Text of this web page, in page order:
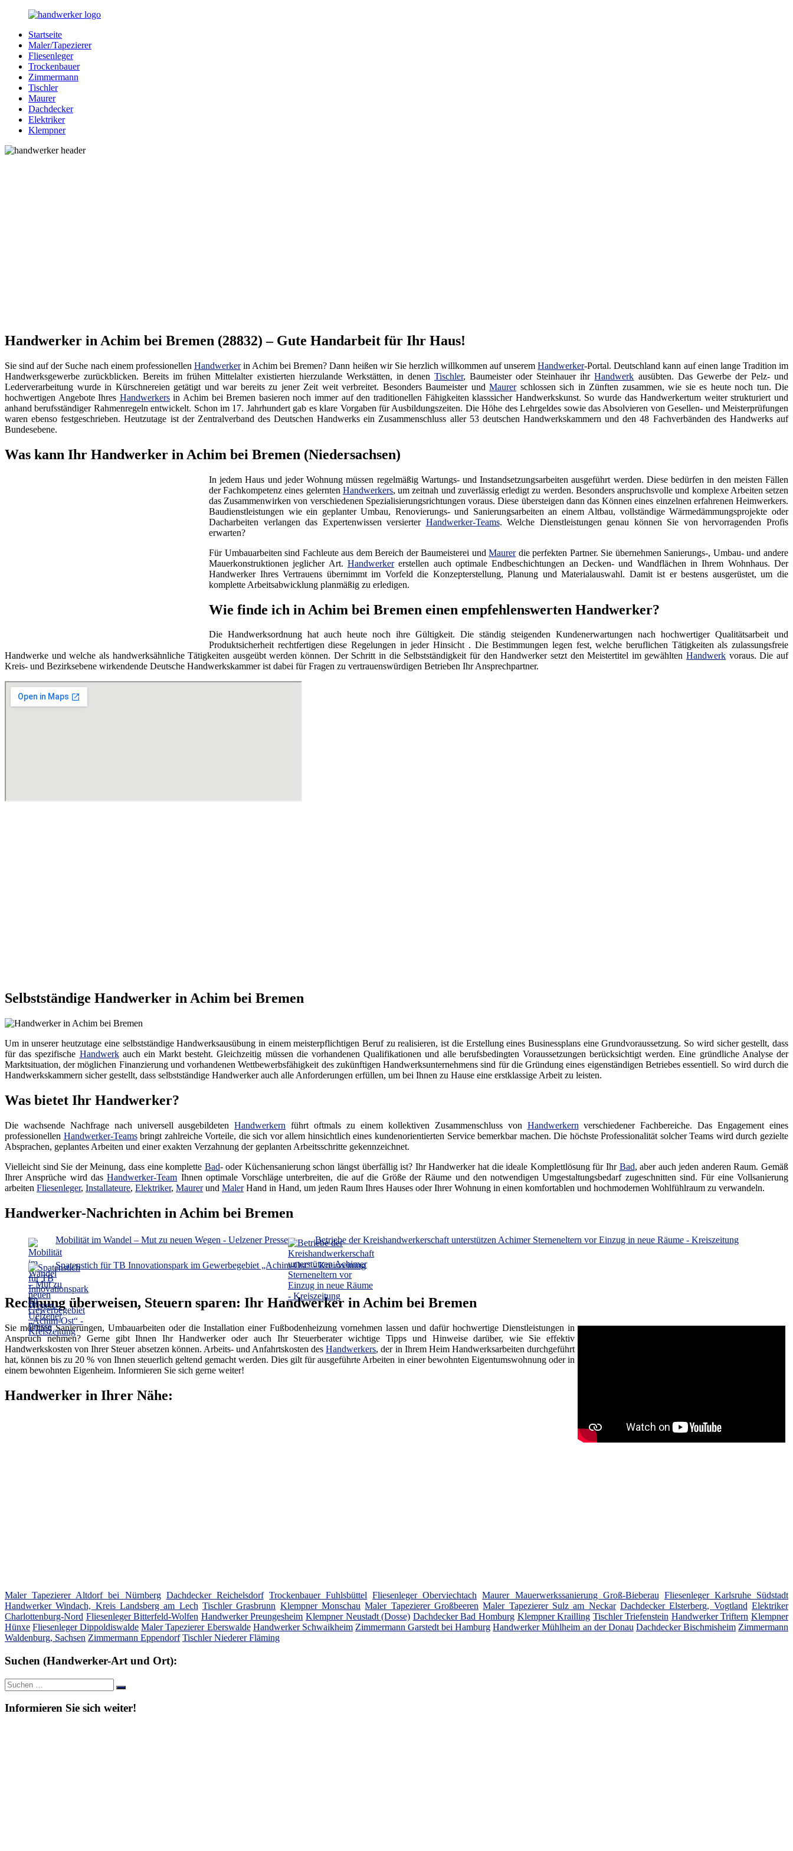
Zurück
Inhalt
Bessere-
Handwerker.de
Handwerker
Ihrer
Nähe
Startseite
Maler/Tapezierer
Fliesenleger
Trockenbauer
Zimmermann
Tischler
Maurer
Dachdecker
Elektriker
Klempner
Handwerker in Achim bei Bremen (28832) – Gute Handarbeit für Ihr Haus!
Sie sind auf der Suche nach einem professionellen Handwerkerin Achim bei Bremen? Dann heißen wir Sie herzlich willkommen auf unseremHandwerker-Portal. Deutschland kann auf einen lange Tradition im
Handwerksgewerbe zurückblicken. Bereits im frühen Mittelalter existierten hierzulande Werkstätten, in denen Tischler, Baumeister oder Steinhauer ihrHandwerk ausübten. Das Gewerbe der Pelz- und
Lederverarbeitung wurde in Kürschnereien getätigt und war bereits zu jener Zeit weit verbreitet. Besonders Baumeister und Maurerschlossen sich in Zünften zusammen, wie sie es heute noch tun. Die
hochwertigen Angebote Ihres Handwerkersin Achim bei Bremen basieren noch immer auf den traditionellen Fähigkeiten klasssicher Handwerkskunst. So wurde das Handwerkertum weiter strukturiert und
anhand berufsständiger Rahmenregeln entwickelt. Schon im 17. Jahrhundert gab es klare Vorgaben für Ausbildungszeiten. Die Höhe des Lehrgeldes sowie das Absolvieren von Gesellen- und Meisterprüfungen
waren ebenso festgeschrieben. Heutzutage ist der Zentralverband des Deutschen Handwerks ein Zusammenschluss aller 53 deutschen Handwerkskammern und den 48 Fachverbänden des Handwerks auf
Bundesebene.
Was kann Ihr Handwerker in Achim bei Bremen (Niedersachsen)
In jedem Haus und jeder Wohnung müssen regelmäßig Wartungs- und Instandsetzungsarbeiten ausgeführt werden. Diese bedürfen in den meisten Fällen
der Fachkompetenz eines gelernten Handwerkers, um zeitnah und zuverlässig erledigt zu werden. Besonders anspruchsvolle und komplexe Arbeiten setzen
das Zusammenwirken von verschiedenen Spezialisierungsrichtungen voraus. Diese übersteigen dann das Können eines einzelnen erfahrenen Heimwerkers.
Baudienstleistungen wie ein geplanter Umbau, Renovierungs- und Sanierungsarbeiten an einem Altbau, vollständige Wärmedämmungsprojekte oder
Dacharbeiten verlangen das Expertenwissen versierter Handwerker-Teams. Welche Dienstleistungen genau können Sie von hervorragenden Profis
erwarten?
Für Umbauarbeiten sind Fachleute aus dem Bereich der Baumeisterei undMaurerdie perfekten Partner. Sie übernehmen Sanierungs-, Umbau- und andere
Mauerkonstruktionen jeglicher Art. Handwerkererstellen auch optimale Endbeschichtungen an Decken- und Wandflächen in Ihrem Wohnhaus. Der
Handwerker Ihres Vertrauens übernimmt im Vorfeld die Konzepterstellung, Planung und Materialauswahl. Damit ist er bestens ausgerüstet, um die
komplette Arbeitsabwicklung planmäßig zu erledigen.
Wie finde ich in Achim bei Bremen einen empfehlenswerten Handwerker?
Die Handwerksordnung hat auch heute noch ihre Gültigkeit. Die ständig steigenden Kundenerwartungen nach hochwertiger Qualitätsarbeit und
Produktsicherheit rechtfertigen diese Regelungen in jeder Hinsicht . Die Bestimmungen legen fest, welche beruflichen Tätigkeiten als zulassungsfreie
Handwerke und welche als handwerksähnliche Tätigkeiten ausgeübt werden können. Der Schritt in die Selbstständigkeit für den Handwerker setzt den Meistertitel im gewähltenHandwerk voraus. Die auf
Kreis- und Bezirksebene wirkendende Deutsche Handwerkskammer ist dabei für Fragen zu vertrauenswürdigen Betrieben Ihr Ansprechpartner.
Selbstständige Handwerker in Achim bei Bremen
Um in unserer heutzutage eine selbstständige Handwerksausübung in einem meisterpflichtigen Beruf zu realisieren, ist die Erstellung eines Businessplans eine Grundvoraussetzung. So wird sicher gestellt, dass
für das spezifische Handwerkauch ein Markt besteht. Gleichzeitig müssen die vorhandenen Qualifikationen und alle berufsbedingten Voraussetzungen berücksichtigt werden. Eine gründliche Analyse der
Marktsituation, der möglichen Finanzierung und vorhandenen Wettbewerbsfähigkeit des zukünftigen Handwerksunternehmens sind für die Gründung eines eigenständigen Betriebes essentiell. So wird durch die
Handwerkskammern sicher gestellt, dass selbstständige Handwerker auch alle Anforderungen erfüllen, um bei Ihnen zu Hause eine erstklassige Arbeit zu leisten.
Was bietet Ihr Handwerker?
Die wachsende Nachfrage nach universell ausgebildetenHandwerkern führt oftmals zu einem kollektiven Zusammenschluss von Handwerkern verschiedener Fachbereiche. Das Engagement eines
professionellen Handwerker-Teamsbringt zahlreiche Vorteile, die sich vor allem hinsichtlich eines kundenorientierten Service bemerkbar machen. Die höchste Professionalität solcher Teams wird durch gezielte
Absprachen, geplantes Arbeiten und einer exakten Verzahnung der geplanten Arbeitsschritte gekennzeichnet.
Vielleicht sind Sie der Meinung, dass eine komplette Bad- oder Küchensanierung schon längst überfällig ist? Ihr Handwerker hat die ideale Komplettlösung für Ihr Bad, aber auch jeden anderen Raum. Gemäß
Ihrer Ansprüche wird dasHandwerker-Team Ihnen optimale Vorschläge unterbreiten, die auf die Größe der Räume und den notwendigen Umgestaltungsbedarf zugeschnitten sind. Für eine Vollsanierung
arbeiten Fliesenleger, Installateure, Elektriker, Maurerund MalerHand in Hand, um jeden Raum Ihres Hauses oder Ihrer Wohnung in einen komfortablen und hochmodernen Wohlfühlraum zu verwandeln.
Handwerker-Nachrichten in Achim bei Bremen
Mobilität im Wandel – Mut zu neuen Wegen - Uelzener Presse Betriebe der Kreishandwerkerschaft unterstützen Achimer Sterneneltern vor Einzug in neue Räume - Kreiszeitung
Spatenstich für TB Innovationspark im Gewerbegebiet „Achim-Ost“ - Kreiszeitung
Rechnung überweisen, Steuern sparen: Ihr Handwerker in Achim bei Bremen
Sie möchten Sanierungen, Umbauarbeiten oder die Installation einer Fußbodenheizung vornehmen lassen und dafür hochwertige Dienstleistungen in
Anspruch nehmen? Gerne gibt Ihnen Ihr Handwerker oder auch Ihr Steuerberater wichtige Tipps und Hinweise darüber, wie Sie effektiv
Handwerkskosten von Ihrer Steuer absetzen können. Arbeits- und Anfahrtskosten desHandwerkers, der in Ihrem Heim Handwerksarbeiten durchgeführt
hat, können bis zu 20 % von Ihnen steuerlich geltend gemacht werden. Dies gilt für ausgeführte Arbeiten in einer bewohnten Eigentumswohnung oder in
einem bewohnten Eigenheim. Informieren Sie sich gerne weiter!
Handwerker in Ihrer Nähe:
Maler Tapezierer Altdorf bei Nürnberg Dachdecker Reichelsdorf Trockenbauer Fuhlsbüttel Fliesenleger Oberviechtach Maurer Mauerwerkssanierung Groß-Bieberau Fliesenleger Karlsruhe Südstadt
Handwerker Windach, Kreis Landsberg am Lech Tischler Grasbrunn Klempner Monschau Maler Tapezierer Großbeeren Maler Tapezierer Sulz am Neckar Dachdecker Elsterberg, Vogtland Elektriker
Charlottenburg-Nord Fliesenleger Bitterfeld-Wolfen Handwerker Preungesheim Klempner Neustadt (Dosse) Dachdecker Bad Homburg Klempner Krailling Tischler Triefenstein Handwerker Triftern Klempner
Hünxe Fliesenleger Dippoldiswalde Maler Tapezierer Eberswalde Handwerker Schwaikheim Zimmermann Garstedt bei Hamburg Handwerker Mühlheim an der Donau Dachdecker Bischmisheim Zimmermann
Waldenburg, Sachsen Zimmermann Eppendorf Tischler Niederer Fläming
Suchen (Handwerker-Art und Ort):
Suche
nach:
Suchen
Informieren Sie sich weiter!